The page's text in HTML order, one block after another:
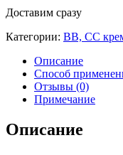
Доставим сразу
Категории: BB, CC
Описание
Способ
Отзывы (0)
Примечание
Описание